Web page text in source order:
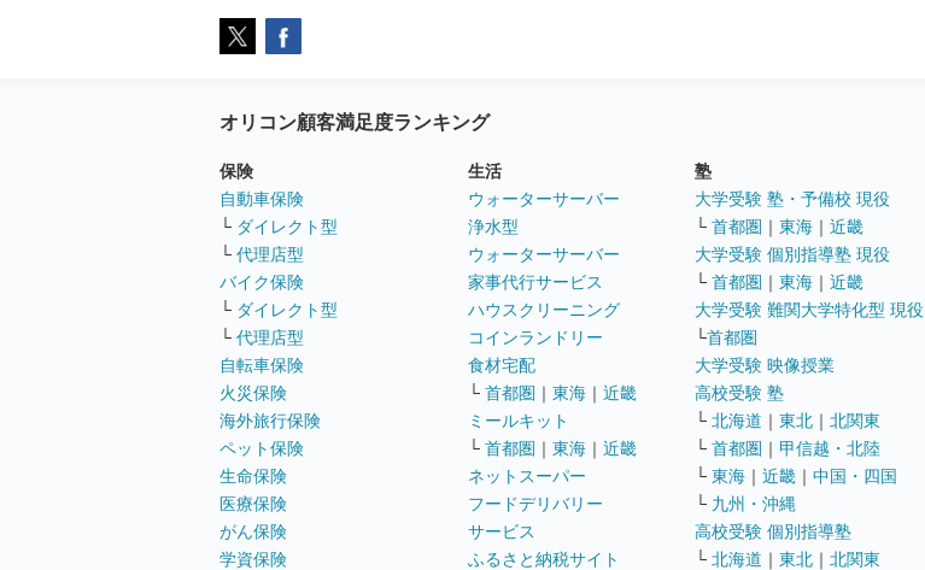
オリコン顧客満足度ランキング
保険
自動車保険
└ ダイレクト型
└ 代理店型
バイク保険
└ ダイレクト型
└ 代理店型
自転車保険
火災保険
海外旅行保険
ペット保険
生命保険
医療保険
がん保険
学資保険
生活
ウォーターサーバー
浄水型
ウォーターサーバー
家事代行サービス
ハウスクリーニング
コインランドリー
食材宅配
└ 首都圏 ｜ 東海 ｜ 近畿
ミールキット
└ 首都圏 ｜ 東海 ｜ 近畿
ネットスーパー
フードデリバリー
サービス
ふるさと納税サイト
塾
大学受験 塾・予備校 現役
└ 首都圏 ｜ 東海 ｜ 近畿
大学受験 個別指導塾 現役
└ 首都圏 ｜ 東海 ｜ 近畿
大学受験 難関大学特化型 現役
└首都圏
大学受験 映像授業
高校受験 塾
└ 北海道 ｜ 東北 ｜ 北関東
└ 首都圏 ｜ 甲信越・北陸
└ 東海 ｜ 近畿 ｜ 中国・四国
└ 九州・沖縄
高校受験 個別指導塾
└ 北海道 ｜ 東北 ｜ 北関東